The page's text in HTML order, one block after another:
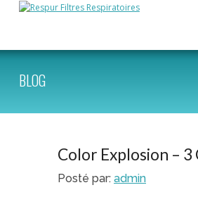
BLOG
Color Explosion –
Posté par: admin